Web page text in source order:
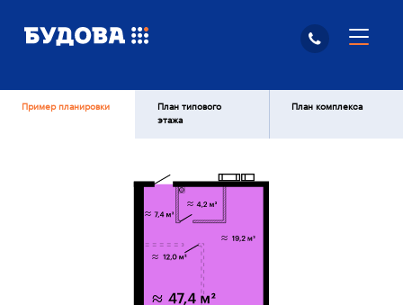
Пример планировки
План типового
этажа
План комплекса